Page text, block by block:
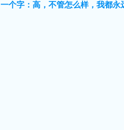
一个字：高，不管怎么样，我都